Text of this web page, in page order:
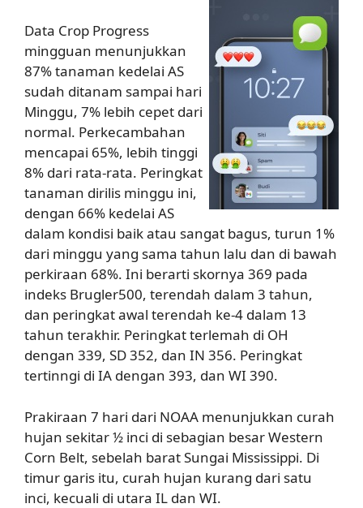
Data Crop Progress
mingguan menunjukkan
87% tanaman kedelai AS
sudah ditanam sampai hari
Minggu, 7% lebih cepet dari
normal. Perkecambahan
mencapai 65%, lebih tinggi
8% dari rata-rata. Peringkat
tanaman dirilis minggu ini,
dengan 66% kedelai AS
dalam kondisi baik atau sangat bagus, turun 1%
dari minggu yang sama tahun lalu dan di bawah
perkiraan 68%. Ini berarti skornya 369 pada
indeks Brugler500, terendah dalam 3 tahun,
dan peringkat awal terendah ke-4 dalam 13
tahun terakhir. Peringkat terlemah di OH
dengan 339, SD 352, dan IN 356. Peringkat
tertinngi di IA dengan 393, dan WI 390.
Prakiraan 7 hari dari NOAA menunjukkan curah
hujan sekitar ½ inci di sebagian besar Western
Corn Belt, sebelah barat Sungai Mississippi. Di
timur garis itu, curah hujan kurang dari satu
inci, kecuali di utara IL dan WI.